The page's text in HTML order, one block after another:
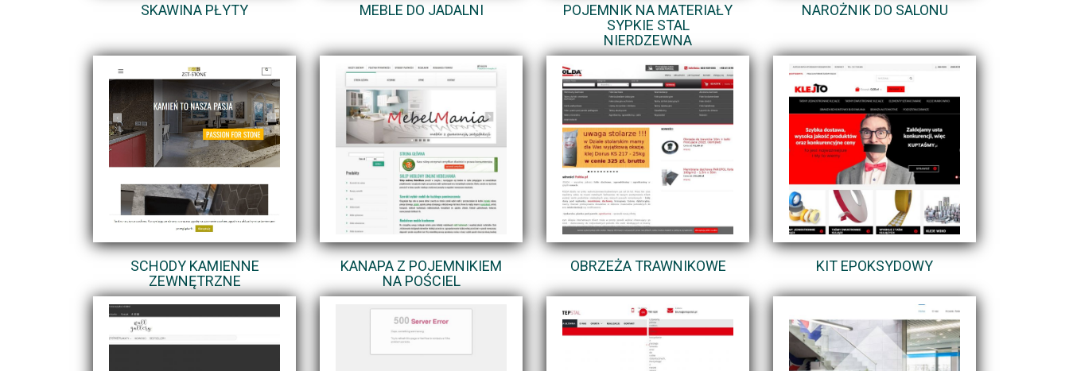
SKAWINA PŁYTY MEBLE DO JADALNI
POJEMNIK NA MATERIAŁY
SYPKIE STAL
NIERDZEWNA
NAROŻNIK DO SALONU
SCHODY KAMIENNE
ZEWNĘTRZNE
KANAPA Z POJEMNIKIEM
NA POŚCIEL
OBRZEŻA TRAWNIKOWE KIT EPOKSYDOWY